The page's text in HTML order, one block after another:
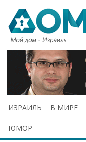
ИЗРАИЛЬ В МИРЕ
ЮМОР